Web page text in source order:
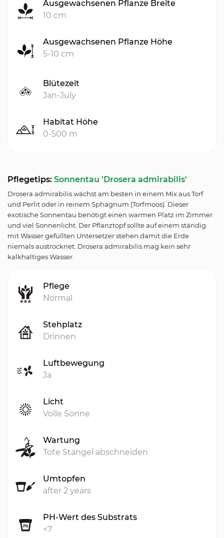
Ausgewachsenen Pflanze Breite
10 cm
Ausgewachsenen Pflanze Höhe
5-10 cm
Blütezeit
Jan-July
Habitat Höhe
0-500 m
Pflegetips: Sonnentau 'Drosera admirabilis'
Drosera admirabilis wächst am besten in einem Mix aus Torf
und Perlit oder in reinem Sphagnum (Torfmoos). Dieser
exotische Sonnentau benötigt einen warmen Platz im Zimmer
und viel Sonnenlicht. Der Pflanztopf sollte auf einem ständig
mit Wasser gefüllten Untersetzer stehen damit die Erde
niemals austrocknet. Drosera admirabilis mag kein sehr
kalkhaltiges Wasser.
Pflege
Normal
Stehplatz
Drinnen
Luftbewegung
Ja
Licht
Volle Sonne
Wartung
Tote Stängel abschneiden
Umtopfen
after 2 years
PH-Wert des Substrats
<7